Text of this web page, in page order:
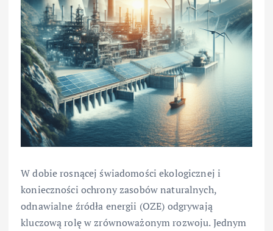
W dobie rosnącej świadomości ekologicznej i
konieczności ochrony zasobów naturalnych,
odnawialne źródła energii (OZE) odgrywają
kluczową rolę w zrównoważonym rozwoju. Jednym